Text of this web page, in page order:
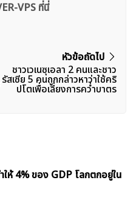
VPS ที่นี่
หัวข้อถัดไป
ชาวเวเนซุเอลา 2 คนและชาว
รัสเซีย 5 คนถูกกล่าวหาว่าใช้คริ
ปโตเพื่อเลี่ยงการคว่ำบาตร
ห้ 4% ของ GDP โลกตกอยู่ใน